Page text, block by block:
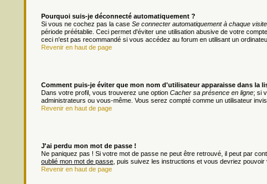
Pourquoi suis-je déconnecté automatiquement ?
Si vous ne cochez pas la case Se connecter automatiquement à chaque visite
période préétablie. Ceci permet d'éviter une utilisation abusive de votre
ceci n'est pas recommandé si vous accédez au forum en utilisant un
Revenir en haut de page
Comment puis-je éviter que mon nom d'utilisateur apparaisse dans la
Dans votre profil, vous trouverez une option Cacher sa présence en ligne; si
administrateurs ou vous-même. Vous serez compté comme un utilisateur
Revenir en haut de page
J'ai perdu mon mot de passe !
Ne paniquez pas ! Si votre mot de passe ne peut être retrouvé, il peut par
oublié mon mot de passe , puis suivez les instructions et vous devriez
Revenir en haut de page